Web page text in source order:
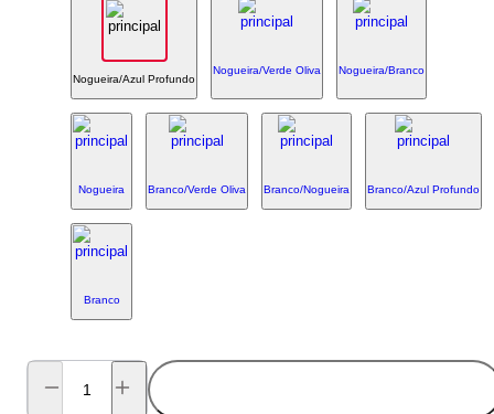
Nogueira/Azul Profundo
Nogueira/Verde Oliva Nogueira/Branco
Nogueira Branco/Verde Oliva Branco/Nogueira Branco/Azul Profundo
Branco